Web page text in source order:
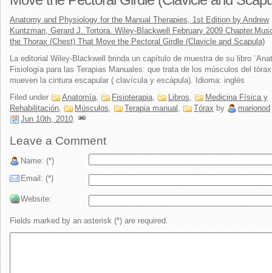
Anatomy and Physiology for the Manual Therapies, 1st Edition by Andrew
Kuntzman, Gerard J. Tortora. Wiley-Blackwell February 2009
the Thorax (Chest) That Move the Pectoral Girdle (Clavicle and Scapula)
La editorial Wiley-Blackwell brinda un capítulo de muestra de su libro
Fisiología para las Terapias Manuales: que trata de los músculos del
mueven la cintura escapular ( clavícula y escápula). Idioma: inglés
Filed under
Anatomía, Fisioterapia, Libros,
Medicina Física y
Rehabilitación, Músculos, Terapia manual , Tórax by marionod
Jun 10th, 2010.
Leave a Comment
Name: (*)
Email: (*)
Website:
Fields marked by an asterisk (*) are required.